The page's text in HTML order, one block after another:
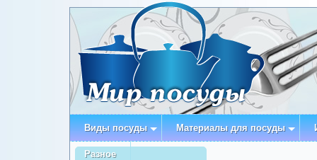
Виды посуды Материалы для посуды
Разное